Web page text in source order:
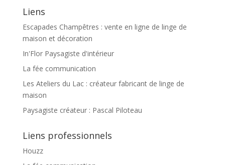
Liens
Escapades Champêtres : vente en ligne de linge de
maison et décoration
In'Flor Paysagiste d'intérieur
La fée communication
Les Ateliers du Lac : créateur fabricant de linge de
maison
Paysagiste créateur : Pascal Piloteau
Liens professionnels
Houzz